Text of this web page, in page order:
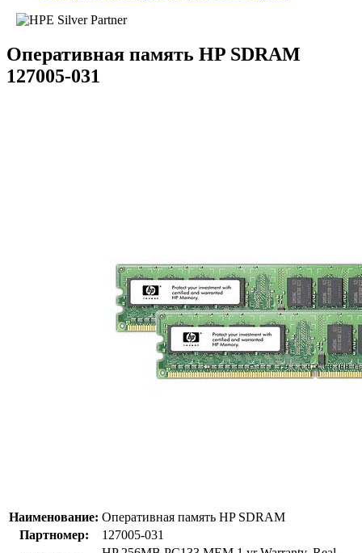
Оперативная память HP SDRAM
127005-031
Наименование: Оперативная память HP SDRAM
Партномер:
127005-031